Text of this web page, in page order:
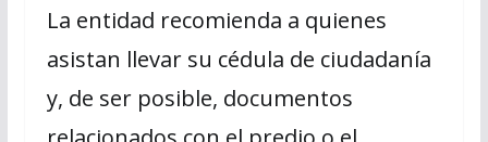
La entidad recomienda a quienes
asistan llevar su cédula de ciudadanía
y, de ser posible, documentos